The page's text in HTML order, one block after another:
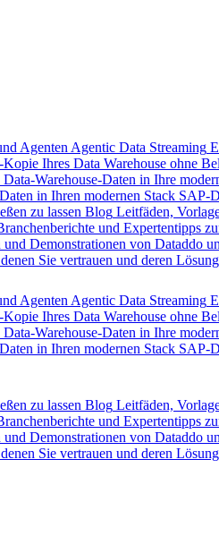
Agenten Agentic Data Streaming
Ihres Data Warehouse ohne
Warehouse-Daten in Ihre
in Ihren modernen Stack SAP-
zu lassen Blog Leitfäden,
und Expertentipps
Demonstrationen von Dataddo
Sie vertrauen und deren
Agenten Agentic Data Streaming
Ihres Data Warehouse ohne
Warehouse-Daten in Ihre
in Ihren modernen Stack SAP-
zu lassen Blog Leitfäden,
und Expertentipps
Demonstrationen von Dataddo
Sie vertrauen und deren